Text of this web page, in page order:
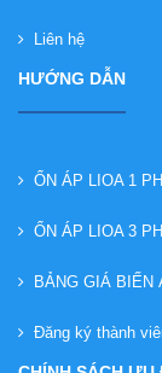
Liên hệ
HƯỚNG DẪN
ỔN ÁP LIOA 1
ỔN ÁP LIOA 3
BẢNG GIÁ BIẾN
Đăng ký thành